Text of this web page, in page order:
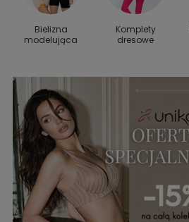
Bielizna
modelująca
Komplety
dresowe